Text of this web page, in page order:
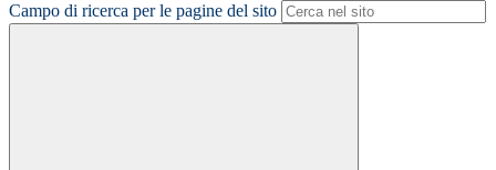
Campo di ricerca per le pagine del sito